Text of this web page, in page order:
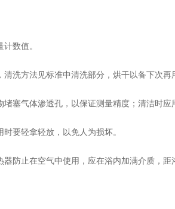
数值。
洗方法见标准中清洗部分，烘干以备下次再
塞气体渗透孔，以保证测量精度；清洁时应
要轻拿轻放，以免人为损坏。
防止在空气中使用，应在浴内加满介质，距